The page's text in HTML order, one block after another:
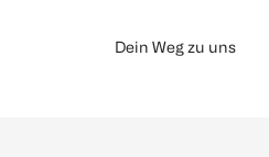
Dein Weg zu uns